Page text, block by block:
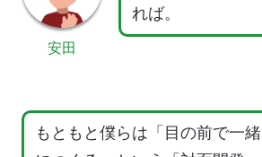
安田
れば。
もともと僕らは「目の前で一緒